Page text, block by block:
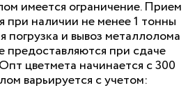
имеется ограничение. Прием
при наличии не менее 1 тонны
погрузка и вывоз металлолома
предоставляются при сдаче
цветмета начинается с 300
варьируется с учетом: